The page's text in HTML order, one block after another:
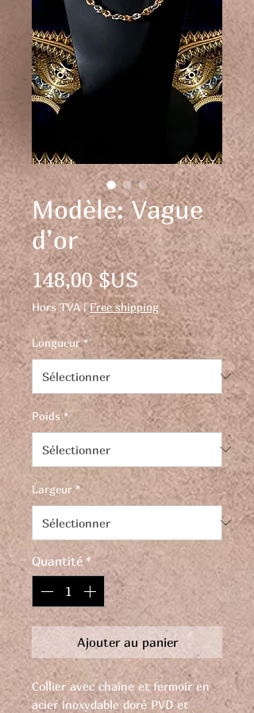
Modèle: Vague
d’or
148,00 $USPrix
Hors TVA|Free shipping
Longueur *
Poids *
Largeur *
Quantité *
Ajouter au panier
Collier avec chaîne et fermoir en
acier inoxydable doré PVD et